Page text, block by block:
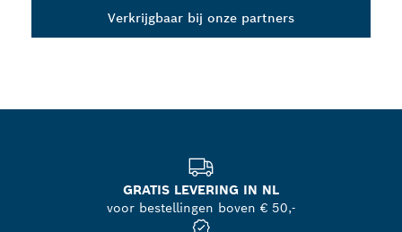
Verkrijgbaar bij onze partners
GRATIS LEVERING IN NL
voor bestellingen boven € 50,-